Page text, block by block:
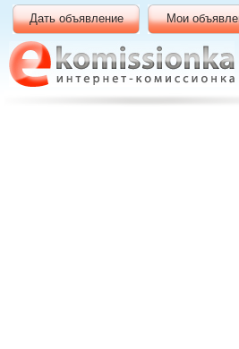
Дать объявление Мои